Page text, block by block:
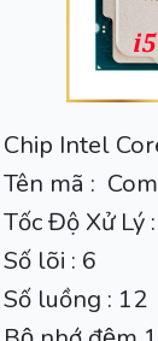
Chip Intel
Tên mã :
Tốc Độ Xử Lý
Số lõi : 6
Số luồng : 12